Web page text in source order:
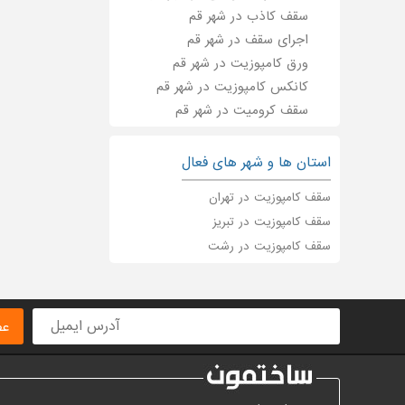
سقف کاذب در شهر قم
اجرای سقف در شهر قم
ورق کامپوزیت در شهر قم
کانکس کامپوزیت در شهر قم
سقف کرومیت در شهر قم
استان ها و شهر های فعال
سقف کامپوزیت در تهران
سقف کامپوزیت در تبریز
سقف کامپوزیت در رشت